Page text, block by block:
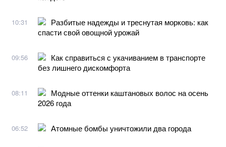
10:31
Разбитые надежды и треснутая морковь: как
спасти свой овощной урожай
09:56
Как справиться с укачиванием в транспорте
без лишнего дискомфорта
08:11
Модные оттенки каштановых волос на осень
2026 года
06:52 Атомные бомбы уничтожили два города